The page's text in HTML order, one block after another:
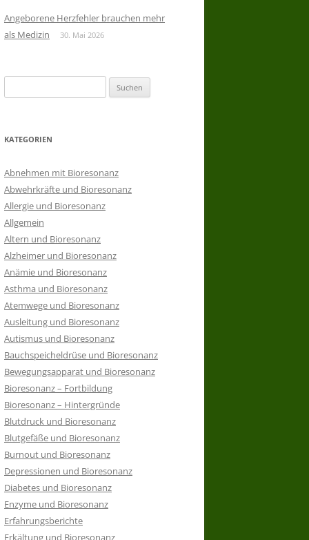
Angeborene Herzfehler brauchen mehr
als Medizin
30. Mai 2026
nach:
KATEGORIEN
Abnehmen mit Bioresonanz
Abwehrkräfte und Bioresonanz
Allergie und Bioresonanz
Allgemein
Altern und Bioresonanz
Alzheimer und Bioresonanz
Anämie und Bioresonanz
Asthma und Bioresonanz
Atemwege und Bioresonanz
Ausleitung und Bioresonanz
Autismus und Bioresonanz
Bauchspeicheldrüse und Bioresonanz
Bewegungsapparat und Bioresonanz
Bioresonanz – Fortbildung
Bioresonanz – Hintergründe
Blutdruck und Bioresonanz
Blutgefäße und Bioresonanz
Burnout und Bioresonanz
Depressionen und Bioresonanz
Diabetes und Bioresonanz
Enzyme und Bioresonanz
Erfahrungsberichte
Erkältung und Bioresonanz